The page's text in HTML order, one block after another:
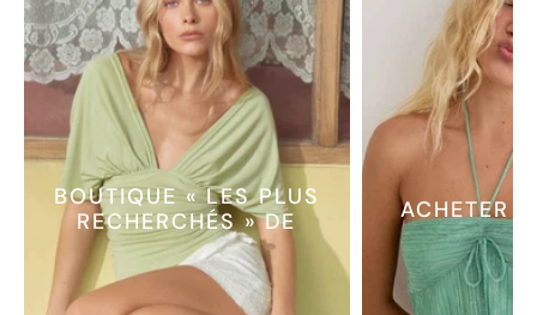
BOUTIQUE « LES PLUS
RECHERCHÉS » DE
ACHETER